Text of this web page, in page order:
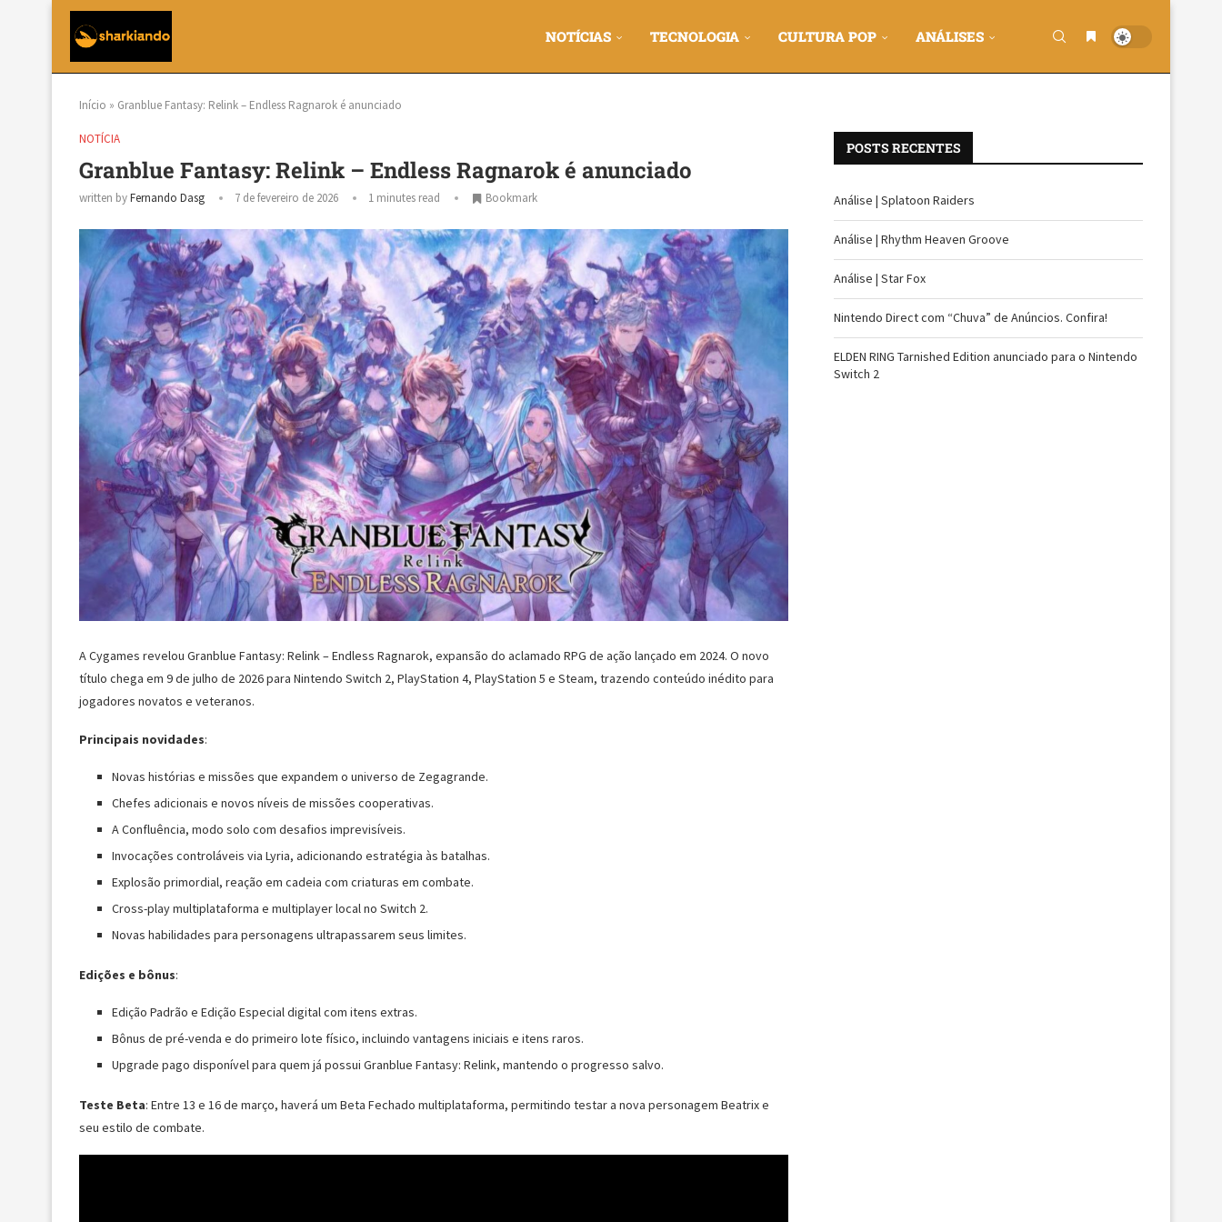
NOTÍCIAS TECNOLOGIA CULTURA POP ANÁLISES
Início » Granblue Fantasy: Relink – Endless Ragnarok é anunciado
NOTÍCIA
Granblue Fantasy: Relink – Endless Ragnarok é anunciado
written byFernando Dasg 7 de fevereiro de 2026 1 minutes read Bookmark
A Cygames revelou Granblue Fantasy: Relink – Endless Ragnarok, expansão do aclamado RPG de ação lançado em 2024. O novo
título chega em 9 de julho de 2026 para Nintendo Switch 2, PlayStation 4, PlayStation 5 e Steam, trazendo conteúdo inédito para
jogadores novatos e veteranos.
Principais novidades:
Novas histórias e missões que expandem o universo de Zegagrande.
Chefes adicionais e novos níveis de missões cooperativas.
A Confluência, modo solo com desafios imprevisíveis.
Invocações controláveis via Lyria, adicionando estratégia às batalhas.
Explosão primordial, reação em cadeia com criaturas em combate.
Cross-play multiplataforma e multiplayer local no Switch 2.
Novas habilidades para personagens ultrapassarem seus limites.
Edições e bônus:
Edição Padrão e Edição Especial digital com itens extras.
Bônus de pré-venda e do primeiro lote físico, incluindo vantagens iniciais e itens raros.
Upgrade pago disponível para quem já possui Granblue Fantasy: Relink, mantendo o progresso salvo.
Teste Beta: Entre 13 e 16 de março, haverá um Beta Fechado multiplataforma, permitindo testar a nova personagem Beatrix e
seu estilo de combate.
POSTS RECENTES
Análise | Splatoon Raiders
Análise | Rhythm Heaven Groove
Análise | Star Fox
Nintendo Direct com “Chuva” de Anúncios. Confira!
ELDEN RING Tarnished Edition anunciado para o Nintendo
Switch 2